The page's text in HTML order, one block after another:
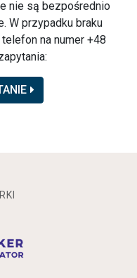
nie są bezpośrednio
W przypadku braku
na numer +48